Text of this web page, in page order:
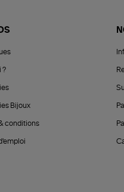
?
Bijoux
conditions